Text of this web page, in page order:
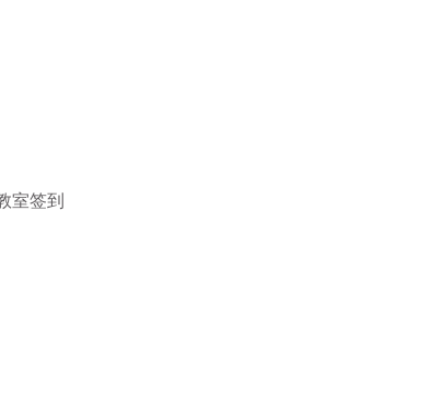
室签到